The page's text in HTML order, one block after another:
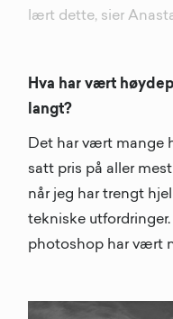
lært dette, sier
Hva har vært
langt?
Det har vært mange
satt pris på aller
når jeg har trengt
tekniske
photoshop har vært